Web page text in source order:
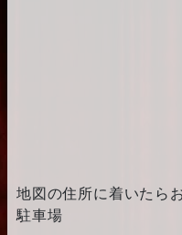
地図の住所に着いたら
駐車場